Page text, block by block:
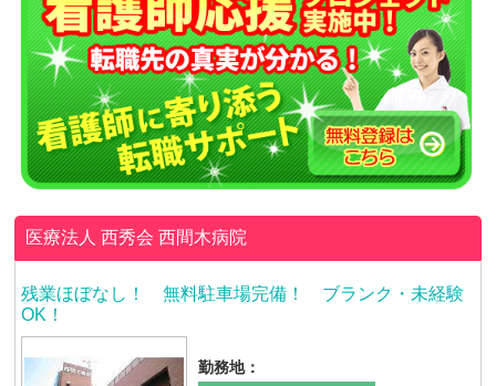
医療法人 西秀会西間木病院
残業ほぼなし！ 無料駐車場完備！ ブランク・未経験
OK！
勤務地：